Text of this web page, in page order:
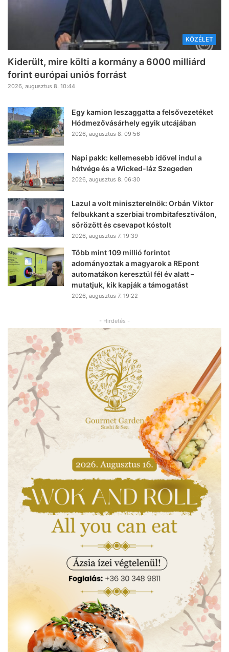
KÖZÉLET
Kiderült, mire költi a kormány a 6000 milliárd
forint európai uniós forrást
2026, augusztus 8. 10:44
Egy kamion leszaggatta a felsővezetéket
Hódmezővásárhely egyik utcájában
2026, augusztus 8. 09:56
Napi pakk: kellemesebb idővel indul a
hétvége és a Wicked-láz Szegeden
2026, augusztus 8. 06:30
Lazul a volt miniszterelnök: Orbán Viktor
felbukkant a szerbiai trombitafesztiválon,
sörözött és csevapot kóstolt
2026, augusztus 7. 19:39
Több mint 109 millió forintot
adományoztak a magyarok a REpont
automatákon keresztül fél év alatt –
mutatjuk, kik kapják a támogatást
2026, augusztus 7. 19:22
- Hirdetés -